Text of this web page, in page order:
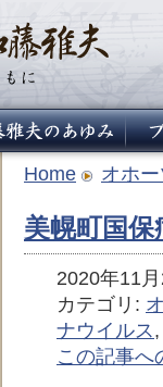
Home オホ
美幌町国
2020年11
カテゴリ:
ナウイルス
この記事へ